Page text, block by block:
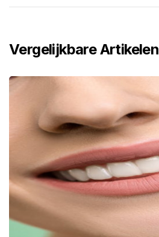
Vergelijkbare Artikelen